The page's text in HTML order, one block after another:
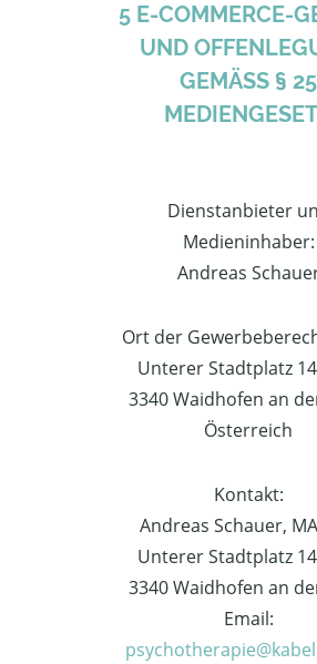
5 E-COMMERCE-
UND
GEMÄSS § 25
Dienstanbieter
Medieninhaber:
Andreas
Ort der
Unterer Stadtplatz
3340 Waidhofen an
Österreich
Kontakt:
Andreas Schauer,
Unterer Stadtplatz
3340 Waidhofen an
Email: